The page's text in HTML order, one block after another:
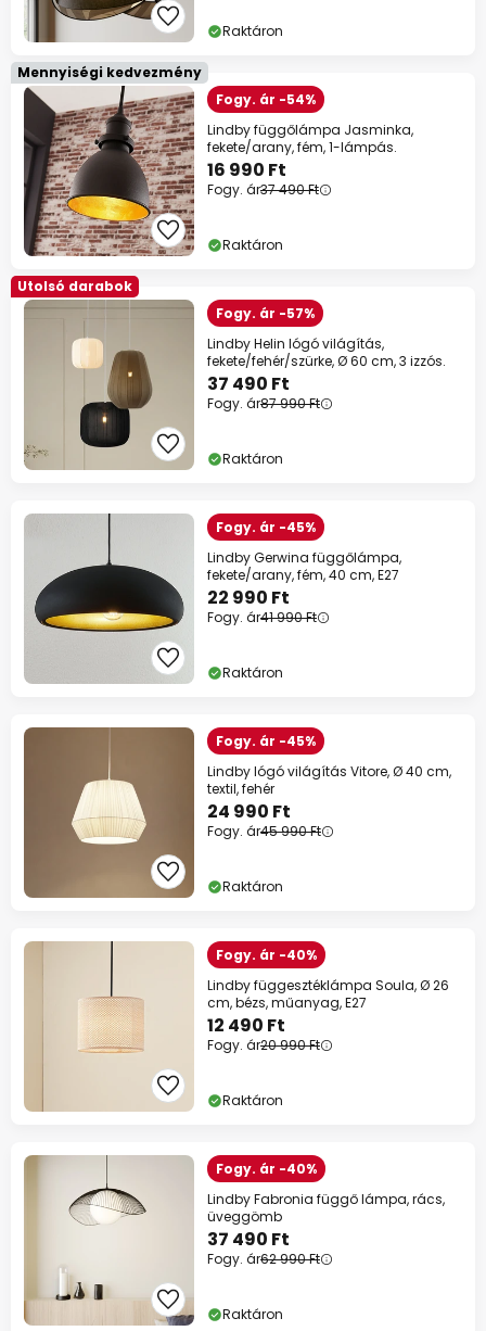
Raktáron
Mennyiségi kedvezmény
Fogy. ár -54%
Lindby függőlámpa Jasminka,
fekete/arany, fém, 1-lámpás.
16 990 Ft
Fogy. ár37 490 Ft
Raktáron
Utolsó darabok
Fogy. ár -57%
Lindby Helin lógó világítás,
fekete/fehér/szürke, Ø 60 cm, 3 izzós.
37 490 Ft
Fogy. ár87 990 Ft
Raktáron
Fogy. ár -45%
Lindby Gerwina függőlámpa,
fekete/arany, fém, 40 cm, E27
22 990 Ft
Fogy. ár41 990 Ft
Raktáron
Fogy. ár -45%
Lindby lógó világítás Vitore, Ø 40 cm,
textil, fehér
24 990 Ft
Fogy. ár45 990 Ft
Raktáron
Fogy. ár -40%
Lindby függesztéklámpa Soula, Ø 26
cm, bézs, műanyag, E27
12 490 Ft
Fogy. ár20 990 Ft
Raktáron
Fogy. ár -40%
Lindby Fabronia függő lámpa, rács,
üveggömb
37 490 Ft
Fogy. ár62 990 Ft
Raktáron